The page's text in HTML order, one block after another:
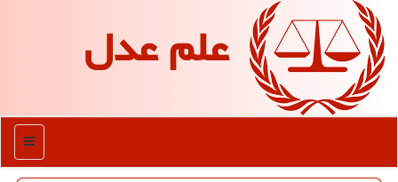
علم عدل
منو